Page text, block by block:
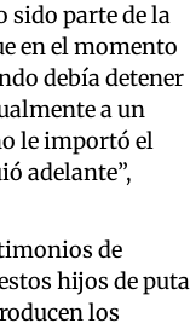
sido parte de la
en el momento
debía detener
a un
le importó el
adelante”,
de
hijos de puta
los